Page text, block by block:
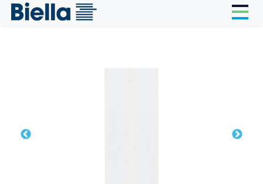
Cookie-Einstellungen